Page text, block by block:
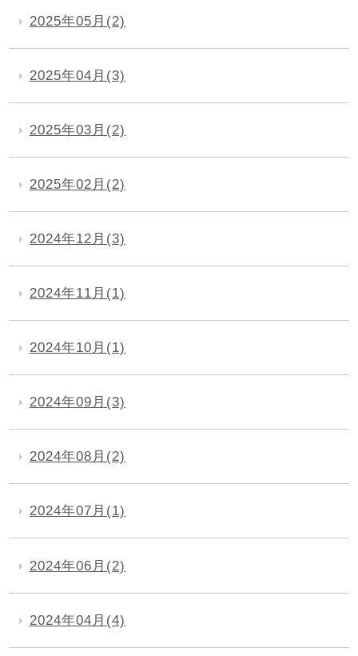
2025年05月(2)
2025年04月(3)
2025年03月(2)
2025年02月(2)
2024年12月(3)
2024年11月(1)
2024年10月(1)
2024年09月(3)
2024年08月(2)
2024年07月(1)
2024年06月(2)
2024年04月(4)